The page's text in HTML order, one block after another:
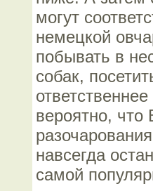
могут
немецкой
побывать в
собак,
вероятно,
навсегда
самой